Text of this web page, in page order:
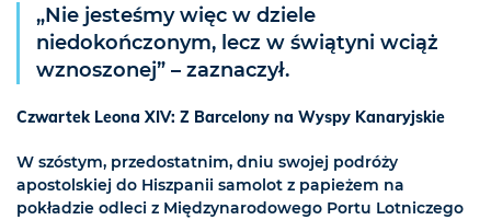
„Nie jesteśmy więc w dziele
niedokończonym, lecz w świątyni wciąż
wznoszonej” – zaznaczył.
Czwartek Leona XIV: Z Barcelony na Wyspy Kanaryjskie
W szóstym, przedostatnim, dniu swojej podróży
apostolskiej do Hiszpanii samolot z papieżem na
pokładzie odleci z Międzynarodowego Portu Lotniczego